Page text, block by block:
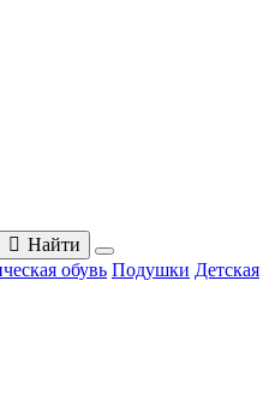
Найти
обувь Подушки Детская